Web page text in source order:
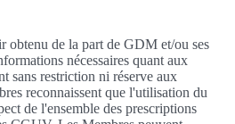
obtenu de la part de GDM et/ou ses
nécessaires quant aux
sans restriction ni réserve aux
reconnaissent que l'utilisation du
de l'ensemble des prescriptions